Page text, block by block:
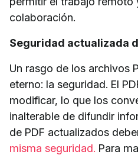
colaboración.
Seguridad actualizada
Un rasgo de los archivos
eterno: la seguridad. El
modificar, lo que los
inalterable de difundir
de PDF actualizados
misma seguridad. Para